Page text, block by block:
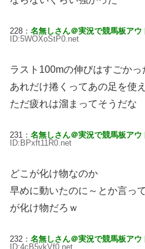
228： 名無しさん＠実況で競馬板アウ
ID:5WOXoStP0.net
ラスト100mの伸びはすごかっ
あれだけ捲くってあの足を使
ただ疲れは溜まってそうだな
231： 名無しさん＠実況で競馬板アウ
ID:BPxft11R0.net
どこが化け物なのか
早めに動いたのに～とか言っ
が化け物だろｗ
232： 名無しさん＠実況で競馬板アウ
ID:4cB5vkVf0.net